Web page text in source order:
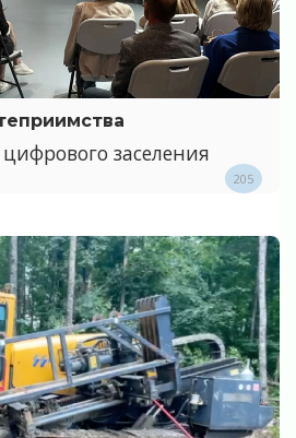
заселения
205